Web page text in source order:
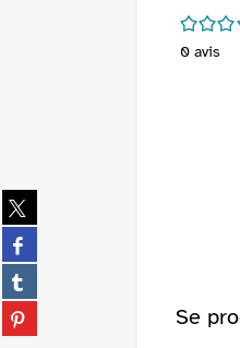
Partager
sur
twitter
(Nouvelle
fenêtre)
Partager
sur
facebook
(Nouvelle
fenêtre)
Partager
sur
tumblr
Partager
sur
/5
0 avis
Se